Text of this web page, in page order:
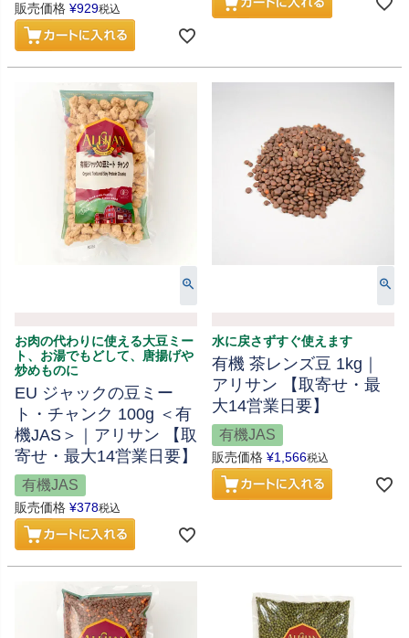
販売価格 ¥929税込
お肉の代わりに使える大豆ミー
ト、お湯でもどして、唐揚げや
炒めものに
EU ジャックの豆ミー
ト・チャンク 100g ＜有
機JAS＞｜アリサン 【取
寄せ・最大14営業日要】
有機JAS
販売価格 ¥378税込
水に戻さずすぐ使えます
有機 茶レンズ豆 1kg｜
アリサン 【取寄せ・最
大14営業日要】
有機JAS
販売価格 ¥1,566税込